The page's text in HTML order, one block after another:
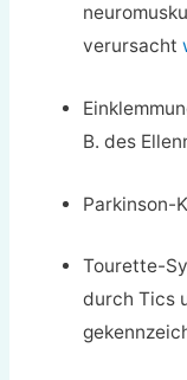
verursacht
B. des
Parkinson-
Tourette-
durch Tics